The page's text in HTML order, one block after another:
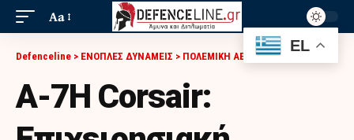
Aa
Defenceline > ΕΝΟΠΛΕΣ ΔΥΝΑΜΕΙΣ > ΠΟΛΕΜΙΚΗ ΑΕΡΟΠΟΡΙΑ
Α-7H Corsair:
EL